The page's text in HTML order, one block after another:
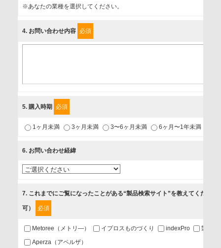
事業者名
個人情報保護責任者
1.当社が取り扱う商品・サービスに関するご案内
2.当社が開催（主催・共催・協賛）するセミナーなど、各種イ
3.お客様の業務内容、及び興味、関心に応じた情報の提供
4.お客様満足度調査等のアンケートの依頼
第三者提供の有無
あり
※あなたの業種を選択してください。
4. お問い合わせ内容 必須
5. 購入時期 必須
1ヶ月未満 3ヶ月未満 3〜6ヶ月未満 6ヶ月〜1年未満
6. お問い合わせ経緯
7. これまでにご覧になったことがある“製品検索サイト”を教えてください
可） 必須
Metoree（メトリ―） イプロスものづくり indexPro
製品ナ
Aperza（アペルザ）